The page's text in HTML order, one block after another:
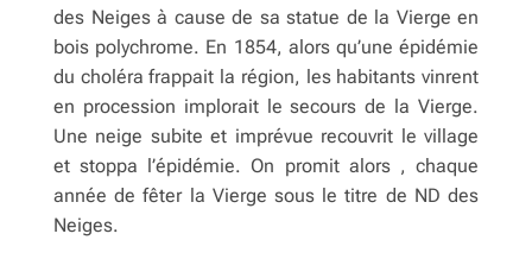
des Neiges à cause de sa statue de la Vierge en
bois polychrome. En 1854, alors qu’une épidémie
du choléra frappait la région, les habitants vinrent
en procession implorait le secours de la Vierge.
Une neige subite et imprévue recouvrit le village
et stoppa l’épidémie. On promit alors , chaque
année de fêter la Vierge sous le titre de ND des
Neiges.